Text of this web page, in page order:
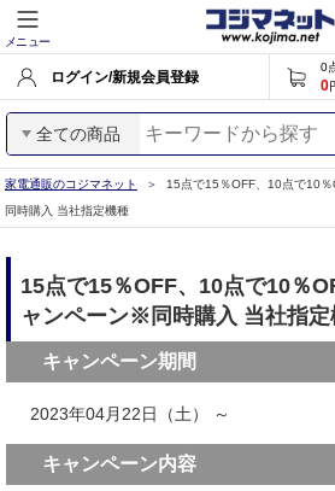
メニュー
ログイン/新規会員登録
0
0
全ての商品
家電通販のコジマネット
15点で15％OFF、10点で10
同時購入 当社指定機種
15点で15％OFF、10点で10％
ャンペーン※同時購入 当社指定
キャンペーン期間
2023年04月22日（土） ～
キャンペーン内容